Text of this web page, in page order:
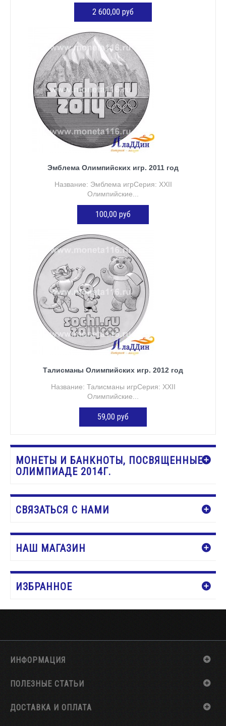
2 600,00 руб
ДОБАВИТЬ В КОРЗИНУ
Эмблема Олимпийских игр. 2011 год
Название: Эмблема игрСерия: XXII
Олимпийские...
100,00 руб
ДОБАВИТЬ В КОРЗИНУ
Талисманы Олимпийских игр. 2012 год
Название: Талисманы игрСерия: XXII
Олимпийские...
59,00 руб
МОНЕТЫ И БАНКНОТЫ, ПОСВЯЩЕННЫЕ
ОЛИМПИАДЕ 2014Г.
СВЯЗАТЬСЯ С НАМИ
НАШ МАГАЗИН
ИЗБРАННОЕ
ИНФОРМАЦИЯ
ПОЛЕЗНЫЕ СТАТЬИ
ДОСТАВКА И ОПЛАТА